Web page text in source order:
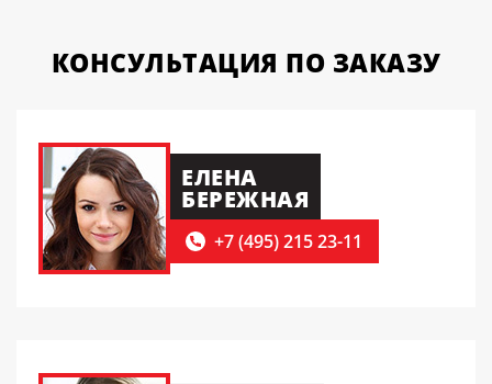
КОНСУЛЬТАЦИЯ ПО ЗАКАЗУ
ЕЛЕНА
БЕРЕЖНАЯ
+7 (495) 215 23-11